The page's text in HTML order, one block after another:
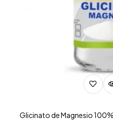
Glicinato de Magnesio